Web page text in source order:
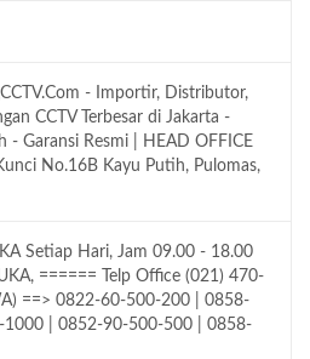
- Importir, Distributor,
CCTV Terbesar di Jakarta -
- Garansi Resmi | HEAD OFFICE
No.16B Kayu Putih, Pulomas,
Setiap Hari, Jam 09.00 - 18.00
====== Telp Office (021) 470-
==> 0822-60-500-200 | 0858-
| 0852-90-500-500 | 0858-